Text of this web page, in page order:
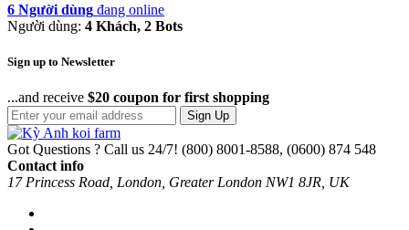
6 Người dùng đang online
Người dùng: 4 Khách, 2 Bots
Sign up to Newsletter
...and receive $20 coupon for first shopping
Sign Up
Got Questions ? Call us 24/7! (800) 8001-8588, (0600) 874 548
Contact info
17 Princess Road, London, Greater London NW1 8JR, UK